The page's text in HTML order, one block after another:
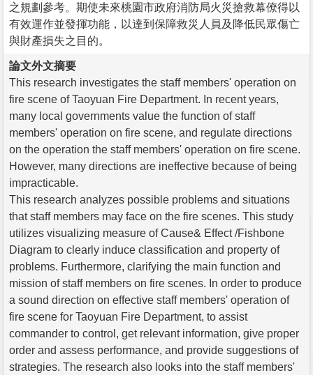
之規劃參考。期使未來桃園市政府消防局火災搶救幕僚得以
有效運作並發揮功能，以達到保障救災人員及降低民眾傷亡
與財產損失之目的。
論文外文摘要
This research investigates the staff members' operation on
fire scene of Taoyuan Fire Department. In recent years,
many local governments value the function of staff
members' operation on fire scene, and regulate directions
on the operation the staff members' operation on fire scene.
However, many directions are ineffective because of being
impracticable.
This research analyzes possible problems and situations
that staff members may face on the fire scenes. This study
utilizes visualizing measure of Cause& Effect /Fishbone
Diagram to clearly induce classification and property of
problems. Furthermore, clarifying the main function and
mission of staff members on fire scenes. In order to produce
a sound direction on effective staff members' operation of
fire scene for Taoyuan Fire Department, to assist
commander to control, get relevant information, give proper
order and assess performance, and provide suggestions of
strategies. The research also looks into the staff members'